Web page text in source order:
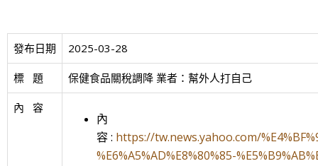
發布日期 2025-03-28
標   題 保健食品關稅調降 業者：幫外人打自己
內   容
內
容 : https://tw.news.yahoo.com/
%E6%A5%AD%E8%80%85-